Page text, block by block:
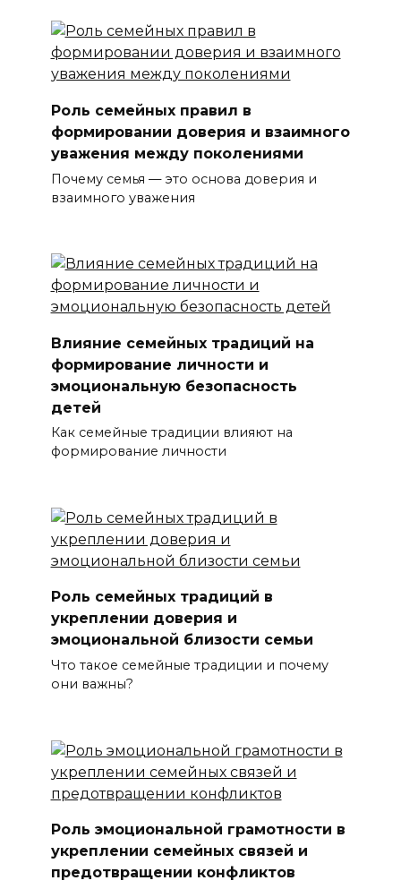
Роль семейных правил в
формировании доверия и взаимного
уважения между поколениями
Почему семья — это основа доверия и
взаимного уважения
Влияние семейных традиций на
формирование личности и
эмоциональную безопасность
детей
Как семейные традиции влияют на
формирование личности
Роль семейных традиций в
укреплении доверия и
эмоциональной близости семьи
Что такое семейные традиции и почему
они важны?
Роль эмоциональной грамотности в
укреплении семейных связей и
предотвращении конфликтов